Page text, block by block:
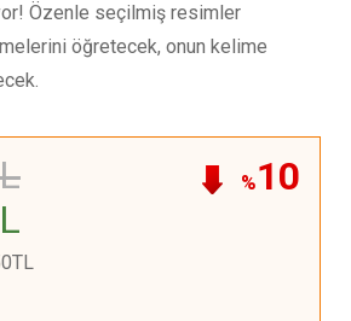
Özenle seçilmiş resimler
öğretecek, onun kelime
%10
TL